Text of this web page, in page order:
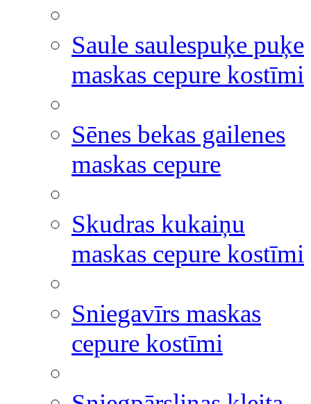
Saule saulespuķe puķe
maskas cepure kostīmi
Sēnes bekas gailenes
maskas cepure
Skudras kukaiņu
maskas cepure kostīmi
Sniegavīrs maskas
cepure kostīmi